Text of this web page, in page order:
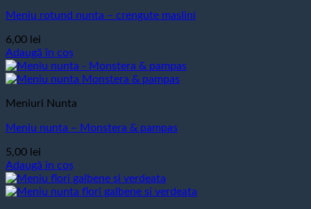
Meniu rotund nunta – crengute maslini
6,00 lei
Adaugă în coș
Meniuri Nunta
Meniu nunta – Monstera & pampas
5,00 lei
Adaugă în coș